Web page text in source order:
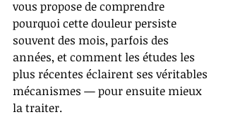
vous propose de comprendre
pourquoi cette douleur persiste
souvent des mois, parfois des
années, et comment les études les
plus récentes éclairent ses véritables
mécanismes — pour ensuite mieux
la traiter.